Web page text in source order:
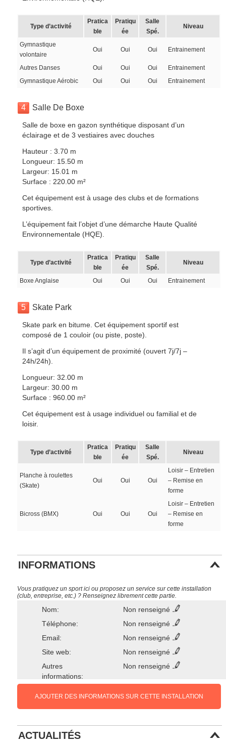
Type d’activité
Pratica
ble
Pratiqu
ée
Salle
Spé.
Niveau
Gymnastique
volontaire
Oui Oui Oui Entrainement
Autres Danses Oui Oui Oui
Entrainement
Gymnastique Aérobic
Oui Oui Oui Entrainement
4 Salle De Boxe
Salle de boxe en gazon synthétique disposant d’un
éclairage et de 3 vestiaires avec douches
Hauteur : 3.70 m
Longueur: 15.50 m
Largeur: 15.01 m
Surface : 220.00 m²
Cet équipement est à usage des clubs et de formations
sportives.
L’équipement fait l’objet d’une démarche Haute Qualité
Environnementale (HQE).
Type d’activité
Pratica
ble
Pratiqu
ée
Salle
Spé.
Niveau
Boxe Anglaise Oui Oui Oui Entrainement
5 Skate Park
Skate park en bitume. Cet équipement sportif est
composé de 1 couloir (ou piste, poste).
Il s’agit d’un équipement de proximité (ouvert 7j/7j –
24h/24h).
Longueur: 32.00 m
Largeur: 30.00 m
Surface : 960.00 m²
Cet équipement est à usage individuel ou familial et de
loisir.
Type d’activité
Pratica
ble
Pratiqu
ée
Salle
Spé.
Niveau
Planche à roulettes
(Skate)
Oui Oui Oui
Loisir – Entretien
– Remise en
forme
Bicross (BMX) Oui Oui Oui
Loisir – Entretien
– Remise en
forme
INFORMATIONS
Vous pratiquez un sport ici ou proposez un service sur cette installation
(club, entreprise, etc.) ? Renseignez librement cette partie.
Nom:
Non renseigné
Téléphone:
Non renseigné
Email:
Non renseigné
Site web:
Non renseigné
Autres
informations:
Non renseigné
AJOUTER DES INFORMATIONS SUR CETTE INSTALLATION
ACTUALITÉS